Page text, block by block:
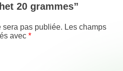
20 grammes”
sera pas publiée. Les champs
avec *